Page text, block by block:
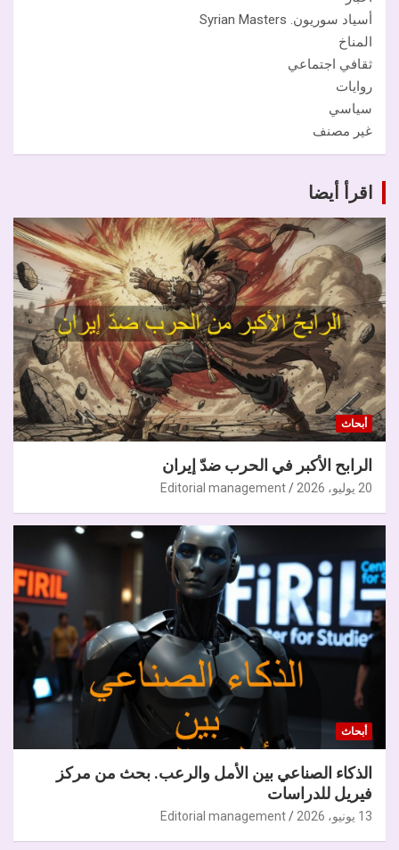
أسياد سوريون. Syrian Masters
المناخ
ثقافي اجتماعي
روايات
سياسي
غير مصنف
اقرأ أيضا
أبحاث
الرابح الأكبر في الحرب ضدّ إيران
20 يوليو، 2026 Editorial management
أبحاث
الذكاء الصناعي بين الأمل والرعب. بحث من مركز
فيريل للدراسات
13 يونيو، 2026 Editorial management